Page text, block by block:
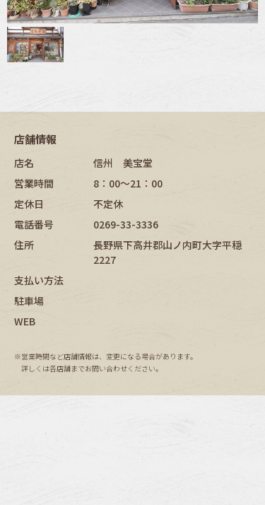
店舗情報
店名
信州 美宝堂
営業時間
8：00～21：00
定休日
不定休
電話番号
0269-33-3336
住所
長野県下高井郡山ノ内町大字平穏
2227
支払い方法
駐車場
WEB
営業時間など店舗情報は、変更になる場合があります。
詳しくは各店舗までお問い合わせください。